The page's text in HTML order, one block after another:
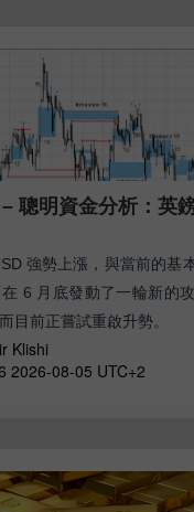
聰明資金分析：英
強勢上漲，與當前的基
6 月底發動了一輪新的
目前正嘗試重啟升勢。
Klishi
2026-08-05 UTC+2